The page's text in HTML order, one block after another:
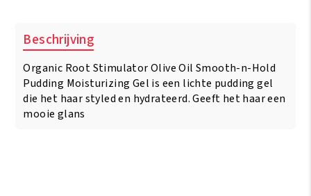
n-
Hold
Pudding
Moisturizing
Gel
13oz/368
Beschrijving
Organic Root Stimulator Olive Oil Smooth-n-Hold
Pudding Moisturizing Gel is een lichte pudding gel
die het haar styled en hydrateerd. Geeft het haar een
mooie glans